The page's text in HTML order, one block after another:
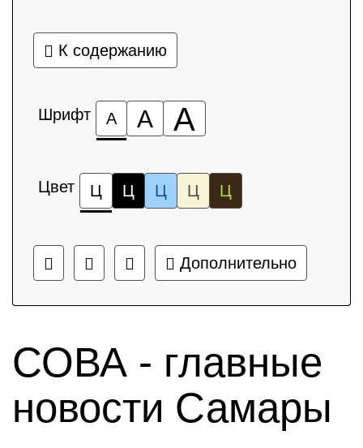
К содержанию
Шрифт А А А
Цвет Ц Ц Ц Ц Ц
Дополнительно
СОВА - главные
новости Самары